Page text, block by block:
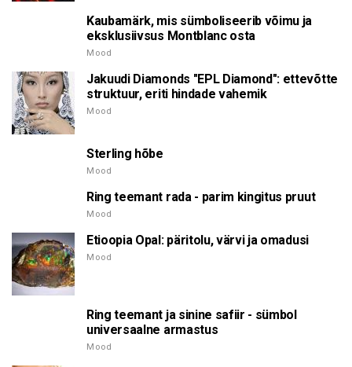
Kaubamärk, mis sümboliseerib võimu ja
eksklusiivsus Montblanc osta
Mood
Jakuudi Diamonds "EPL Diamond": ettevõtte
struktuur, eriti hindade vahemik
Mood
Sterling hõbe
Mood
Ring teemant rada - parim kingitus pruut
Mood
Etioopia Opal: päritolu, värvi ja omadusi
Mood
Ring teemant ja sinine safiir - sümbol
universaalne armastus
Mood